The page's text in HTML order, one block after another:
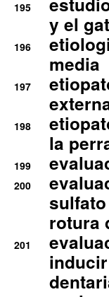
195
y el
196
media
197
198
la
199
200
rotura
201